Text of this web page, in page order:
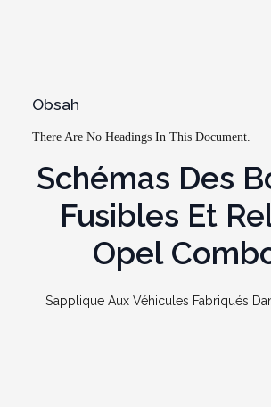
Obsah
There Are No Headings In This Document.
Schémas Des
Fusibles Et
Opel
S’applique Aux Véhicules Fabriqués